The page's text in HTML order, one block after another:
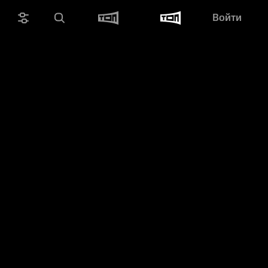
Войти